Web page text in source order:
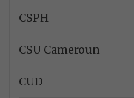
CSPH
CSU Cameroun
CUD